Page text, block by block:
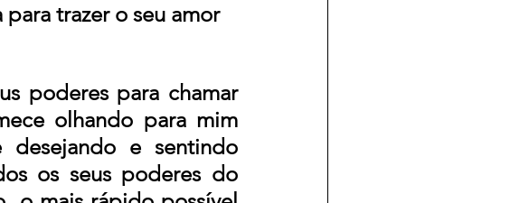
para trazer o seu amor
poderes para chamar
olhando para mim
e sentindo
os seus poderes do